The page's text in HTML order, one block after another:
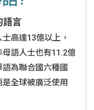
語言
高達13億以上，
語人士也有11.2億
為聯合國六種國
全球被廣泛使用